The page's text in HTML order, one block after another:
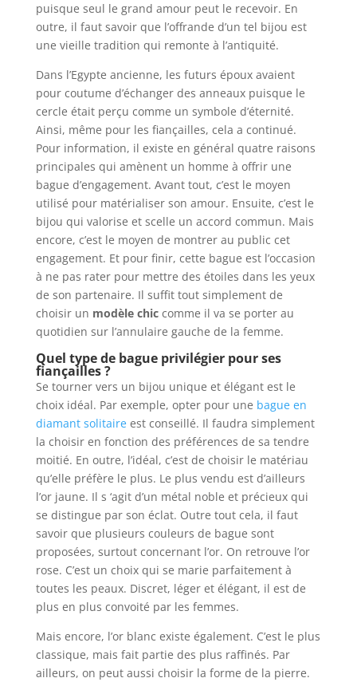
puisque seul le grand amour peut le recevoir. En
outre, il faut savoir que l’offrande d’un tel bijou est
une vieille tradition qui remonte à l’antiquité.
Dans l’Egypte ancienne, les futurs époux avaient
pour coutume d’échanger des anneaux puisque le
cercle était perçu comme un symbole d’éternité.
Ainsi, même pour les fiançailles, cela a continué.
Pour information, il existe en général quatre raisons
principales qui amènent un homme à offrir une
bague d’engagement. Avant tout, c’est le moyen
utilisé pour matérialiser son amour. Ensuite, c’est le
bijou qui valorise et scelle un accord commun. Mais
encore, c’est le moyen de montrer au public cet
engagement. Et pour finir, cette bague est l’occasion
à ne pas rater pour mettre des étoiles dans les yeux
de son partenaire. Il suffit tout simplement de
choisir un modèle chic comme il va se porter au
quotidien sur l’annulaire gauche de la femme.
Quel type de bague privilégier pour ses
fiançailles ?
Se tourner vers un bijou unique et élégant est le
choix idéal. Par exemple, opter pour une bague en
diamant solitaire est conseillé. Il faudra simplement
la choisir en fonction des préférences de sa tendre
moitié. En outre, l’idéal, c’est de choisir le matériau
qu’elle préfère le plus. Le plus vendu est d’ailleurs
l’or jaune. Il s ‘agit d’un métal noble et précieux qui
se distingue par son éclat. Outre tout cela, il faut
savoir que plusieurs couleurs de bague sont
proposées, surtout concernant l’or. On retrouve l’or
rose. C’est un choix qui se marie parfaitement à
toutes les peaux. Discret, léger et élégant, il est de
plus en plus convoité par les femmes.
Mais encore, l’or blanc existe également. C’est le plus
classique, mais fait partie des plus raffinés. Par
ailleurs, on peut aussi choisir la forme de la pierre.